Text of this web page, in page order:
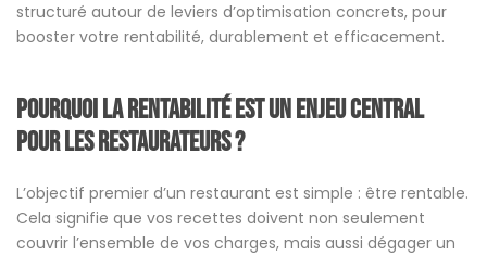
structuré autour de leviers d’optimisation concrets, pour
booster votre rentabilité, durablement et efficacement.
Pourquoi la rentabilité est un enjeu central
pour les restaurateurs ?
L’objectif premier d’un restaurant est simple : être rentable.
Cela signifie que vos recettes doivent non seulement
couvrir l’ensemble de vos charges, mais aussi dégager un